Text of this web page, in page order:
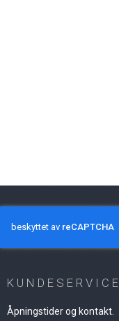
KUNDESERVICE
Åpningstider og kontakt.